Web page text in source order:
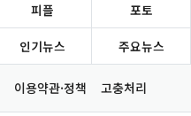
피플 포토
인기뉴스 주요뉴스
이용약관·정책 고충처리